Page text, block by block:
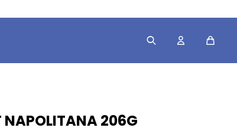
NAPOLITANA 206G